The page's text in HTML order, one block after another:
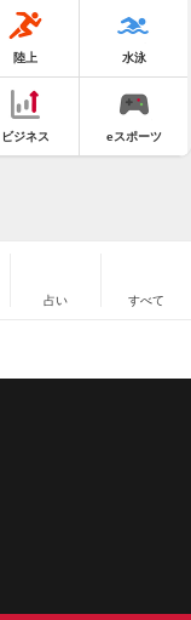
陸上 水泳
ビジネス eスポーツ
占い すべて